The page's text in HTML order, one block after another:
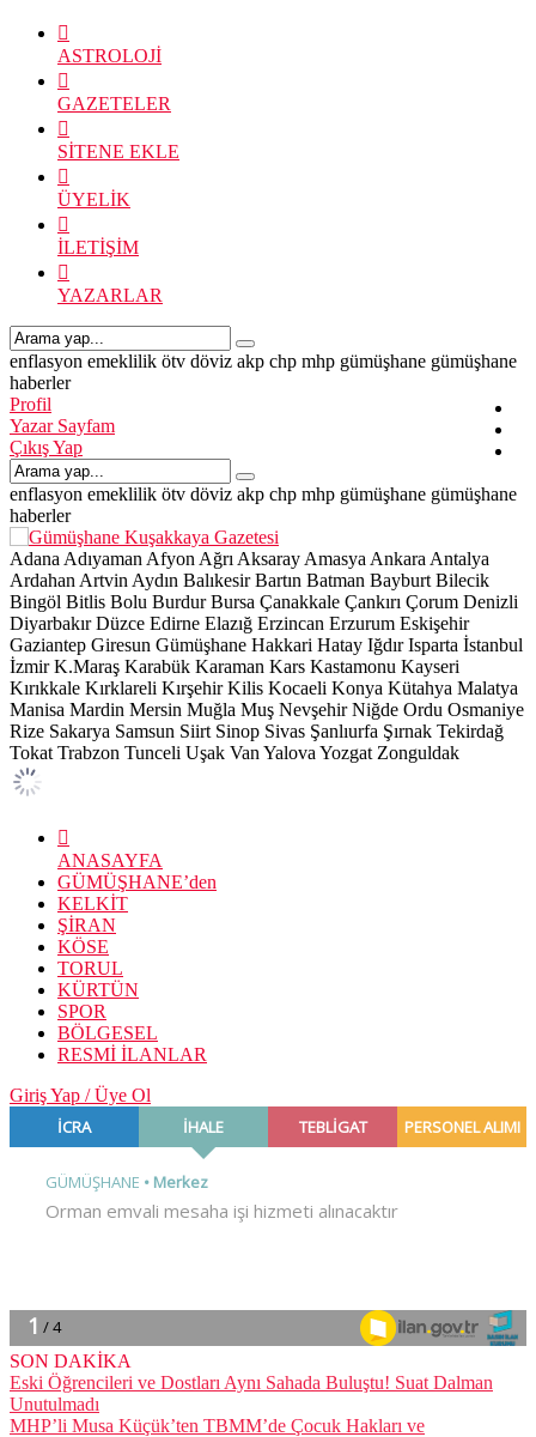
ASTROLOJİ
GAZETELER
SİTENE EKLE
ÜYELİK
İLETİŞİM
YAZARLAR
enflasyon emeklilik ötv döviz akp chp mhp gümüşhane gümüşhane
haberler
Profil
Yazar Sayfam
Çıkış Yap
enflasyon emeklilik ötv döviz akp chp mhp gümüşhane gümüşhane
haberler
Adana Adıyaman Afyon Ağrı Aksaray Amasya Ankara Antalya
Ardahan Artvin Aydın Balıkesir Bartın Batman Bayburt Bilecik
Bingöl Bitlis Bolu Burdur Bursa Çanakkale Çankırı Çorum Denizli
Diyarbakır Düzce Edirne Elazığ Erzincan Erzurum Eskişehir
Gaziantep Giresun Gümüşhane Hakkari Hatay Iğdır Isparta İstanbul
İzmir K.Maraş Karabük Karaman Kars Kastamonu Kayseri
Kırıkkale Kırklareli Kırşehir Kilis Kocaeli Konya Kütahya Malatya
Manisa Mardin Mersin Muğla Muş Nevşehir Niğde Ordu Osmaniye
Rize Sakarya Samsun Siirt Sinop Sivas Şanlıurfa Şırnak Tekirdağ
Tokat Trabzon Tunceli Uşak Van Yalova Yozgat Zonguldak
ANASAYFA
GÜMÜŞHANE’den
KELKİT
ŞİRAN
KÖSE
TORUL
KÜRTÜN
SPOR
BÖLGESEL
RESMİ İLANLAR
Giriş Yap / Üye Ol
SON DAKİKA
MHP’li Musa Küçük’ten TBMM’de Çocuk Hakları ve
Rehabilitasyon Vurgusu
TÜMÜNÜ GÖSTER →